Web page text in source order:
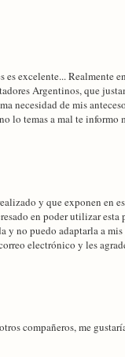
excelente... Realmente
Argentinos, que
necesidad de mis
lo temas a mal te informo
y que exponen en
en poder utilizar
y no puedo adaptarla a
electrónico y les
compañeros, me